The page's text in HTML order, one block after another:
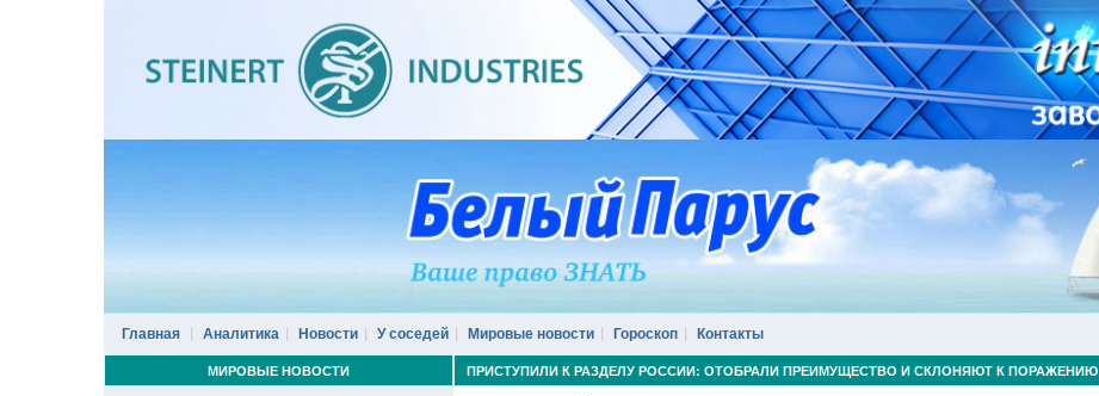
Главная Аналитика Новости У соседей Мировые новости Гороскоп Контакты
ПРИСТУПИЛИ К РАЗДЕЛУ РОССИИ: ОТОБРАЛИ ПРЕИМУЩЕСТВО И СКЛОНЯЮТ К ПОРАЖЕНИЮ
МИРОВЫЕ НОВОСТИ